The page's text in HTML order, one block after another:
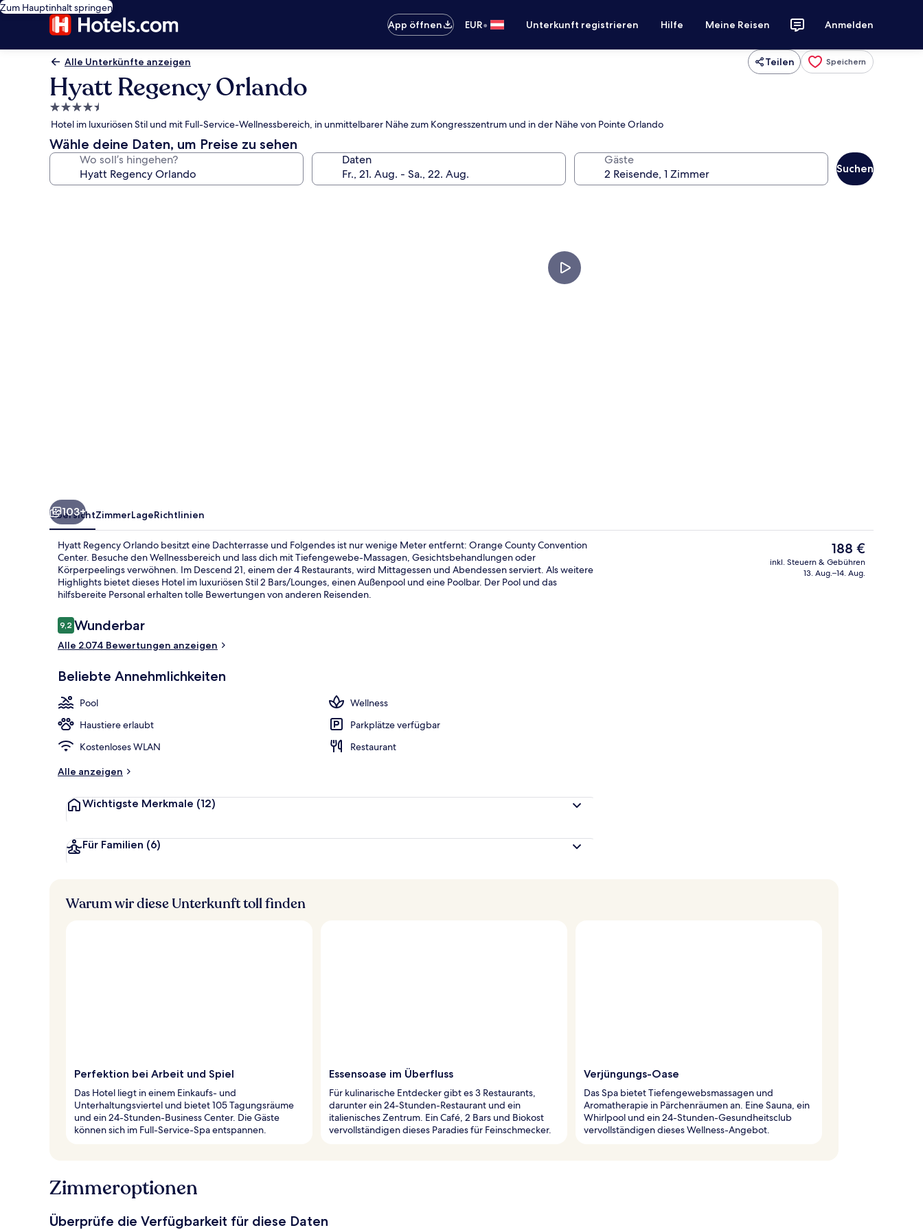
Zum Hauptinhalt springen
App öffnen
EUR• Unterkunft registrieren Hilfe Meine Reisen Anmelden
Alle Unterkünfte anzeigen Teilen Speichern
Hyatt Regency Orlando
4.5-
Sterne-
Unterkunft
Hotel im luxuriösen Stil und mit Full-Service-Wellnessbereich, in unmittelbarer Nähe zum Kongresszentrum und in der Nähe von Pointe Orlando
Wähle deine Daten, um Preise zu sehen
Wo soll’s hingehen? Daten Gäste
Suchen
Familien-Suite | Hochwertige Bettwaren, Pillowtop-Betten, Zimmersafe, Schreibtisch
Außenbereich
103+
ÜbersichtZimmerLageRichtlinien
Hyatt Regency Orlando besitzt eine Dachterrasse und Folgendes ist nur wenige Meter entfernt: Orange County Convention
Center. Besuche den Wellnessbereich und lass dich mit Tiefengewebe-Massagen, Gesichtsbehandlungen oder
Körperpeelings verwöhnen. Im Descend 21, einem der 4 Restaurants, wird Mittagessen und Abendessen serviert. Als weitere
Highlights bietet dieses Hotel im luxuriösen Stil 2 Bars/Lounges, einen Außenpool und eine Poolbar. Der Pool und das
hilfsbereite Personal erhalten tolle Bewertungen von anderen Reisenden.
Bewertungen
9,29,2 von 10.
Wunderbar
Alle 2.074 Bewertungen anzeigen
Beliebte Annehmlichkeiten
Pool
Wellness
Haustiere erlaubt
Parkplätze verfügbar
Kostenloses WLAN
Restaurant
Alle anzeigen
Wichtigste Merkmale (12)
Für Familien (6)
Der
aktuelle
Preis
188 €
inkl. Steuern & Gebühren
13. Aug.–14. Aug.
Warum wir diese Unterkunft toll finden
Perfektion bei Arbeit und Spiel
Das Hotel liegt in einem Einkaufs- und
Unterhaltungsviertel und bietet 105 Tagungsräume
und ein 24-Stunden-Business Center. Die Gäste
können sich im Full-Service-Spa entspannen.
Essensoase im Überfluss
Für kulinarische Entdecker gibt es 3 Restaurants,
darunter ein 24-Stunden-Restaurant und ein
italienisches Zentrum. Ein Café, 2 Bars und Biokost
vervollständigen dieses Paradies für Feinschmecker.
Verjüngungs-Oase
Das Spa bietet Tiefengewebsmassagen und
Aromatherapie in Pärchenräumen an. Eine Sauna, ein
Whirlpool und ein 24-Stunden-Gesundheitsclub
vervollständigen dieses Wellness-Angebot.
Zimmeroptionen
Überprüfe die Verfügbarkeit für diese Daten